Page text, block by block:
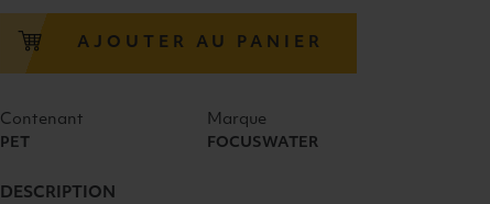
FRAISE
6x50cl
AJOUTER AU PANIER
Contenant
PET
Marque
FOCUSWATER
DESCRIPTION